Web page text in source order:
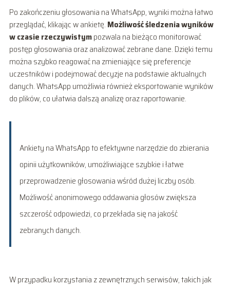
Po zakończeniu głosowania na WhatsApp, wyniki można łatwo
przeglądać, klikając w ankietę. Możliwość śledzenia wyników
w czasie rzeczywistympozwala na bieżąco monitorować
postęp głosowania oraz analizować zebrane dane. Dzięki temu
można szybko reagować na zmieniające się preferencje
uczestników i podejmować decyzje na podstawie aktualnych
danych. WhatsApp umożliwia również eksportowanie wyników
do plików, co ułatwia dalszą analizę oraz raportowanie.
Ankiety na WhatsApp to efektywne narzędzie do zbierania
opinii użytkowników, umożliwiające szybkie i łatwe
przeprowadzenie głosowania wśród dużej liczby osób.
Możliwość anonimowego oddawania głosów zwiększa
szczerość odpowiedzi, co przekłada się na jakość
zebranych danych.
W przypadku korzystania z zewnętrznych serwisów, takich jak